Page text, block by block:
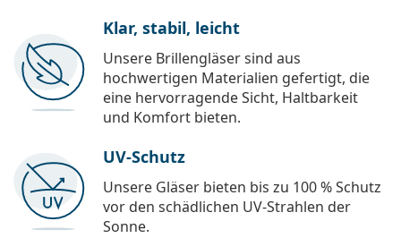
Klar, stabil, leicht
Unsere Brillengläser sind aus
hochwertigen Materialien gefertigt, die
eine hervorragende Sicht, Haltbarkeit
und Komfort bieten.
UV-Schutz
Unsere Gläser bieten bis zu 100 % Schutz
vor den schädlichen UV-Strahlen der
Sonne.